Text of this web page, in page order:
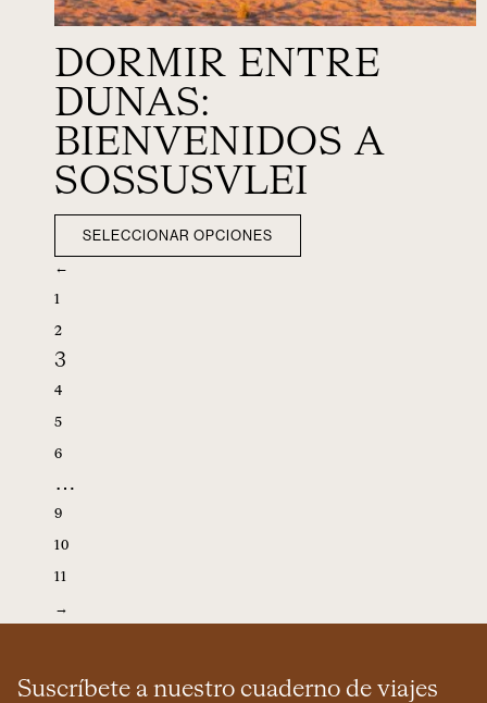
DORMIR ENTRE
DUNAS:
BIENVENIDOS A
SOSSUSVLEI
SELECCIONAR OPCIONES
←
1
2
3
4
5
6
…
9
10
11
→
Suscríbete a nuestro cuaderno de viajes